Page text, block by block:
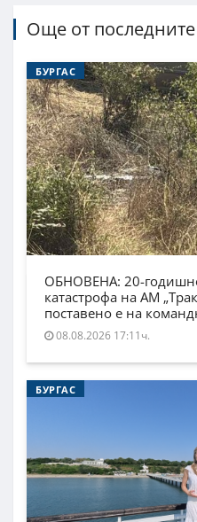
Още от
БУРГАС
ОБНОВЕНА: 20-
катастрофа на АМ
поставено е на
08.08.2026 17:11ч.
БУРГАС